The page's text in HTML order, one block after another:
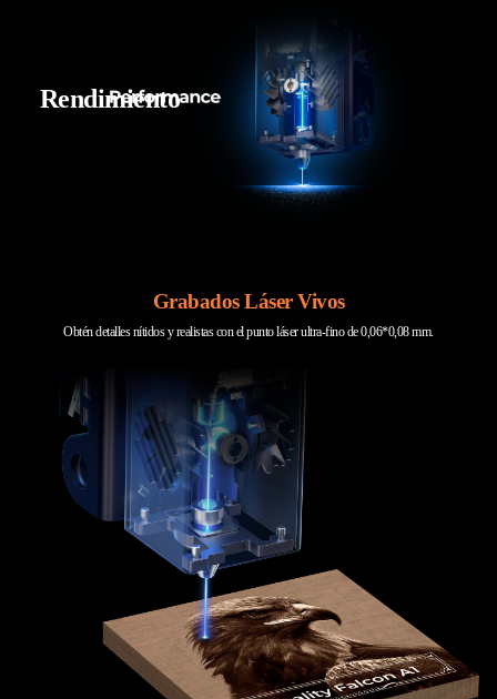
Rendimiento
Grabados Láser Vivos
Obtén detalles nítidos y realistas con el punto láser ultra-fino de 0,06*0,08 mm.